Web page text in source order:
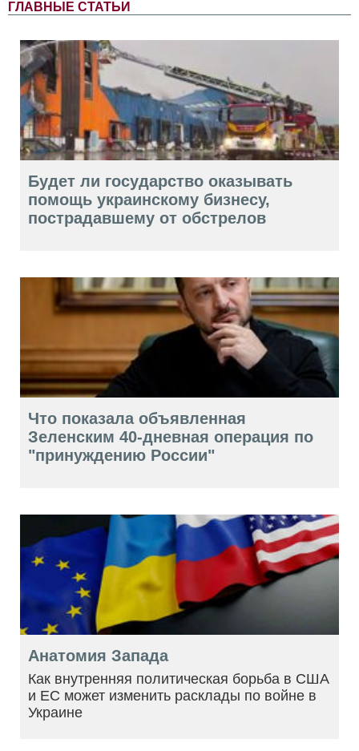
ГЛАВНЫЕ СТАТЬИ
Будет ли государство оказывать
помощь украинскому бизнесу,
пострадавшему от обстрелов
Что показала объявленная
Зеленским 40-дневная операция по
"принуждению России"
Анатомия Запада
Как внутренняя политическая борьба в США
и ЕС может изменить расклады по войне в
Украине